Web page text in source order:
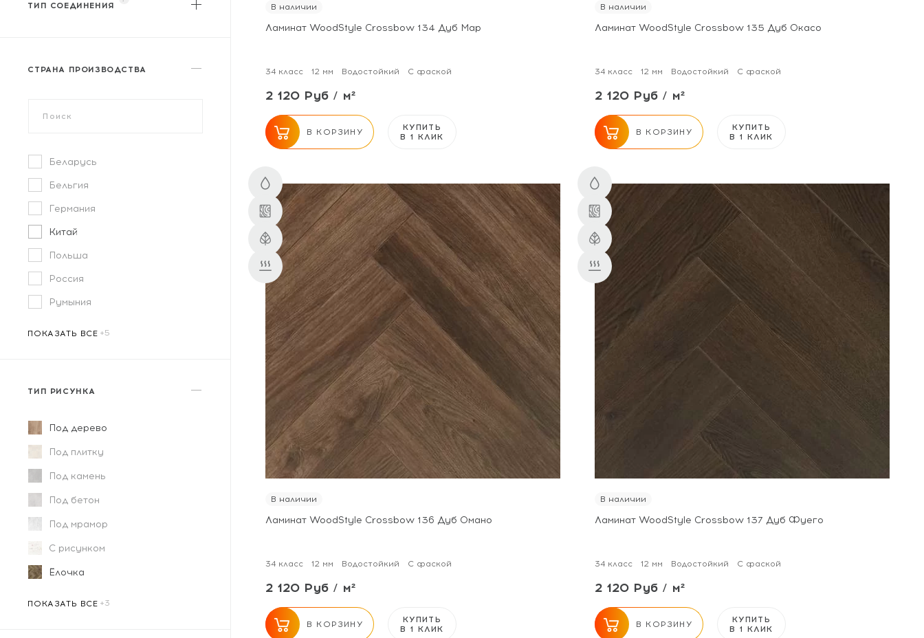
Трехполосный
ТИП СОЕДИНЕНИЯ
СТРАНА ПРОИЗВОДСТВА
Беларусь
Бельгия
Германия
Китай
Польша
Россия
Румыния
ПОКАЗАТЬ ВСЕ
ТИП РИСУНКА
Под дерево
Под плитку
Под камень
Под бетон
Под мрамор
С рисунком
Ёлочка
ПОКАЗАТЬ ВСЕ
В наличии
Ламинат WoodStyle Crossbow 134 Дуб Мар
34 класс 12 мм Водостойкий С фаской
2 120 Руб / м²
В КОРЗИНУ
КУПИТЬ
В 1 КЛИК
В наличии
Ламинат WoodStyle Crossbow 135 Дуб Окасо
34 класс 12 мм Водостойкий С фаской
2 120 Руб / м²
В КОРЗИНУ
КУПИТЬ
В 1 КЛИК
В наличии
Ламинат WoodStyle Crossbow 136 Дуб Омано
34 класс 12 мм Водостойкий С фаской
2 120 Руб / м²
В КОРЗИНУ
КУПИТЬ
В 1 КЛИК
В наличии
Ламинат WoodStyle Crossbow 137 Дуб Фуего
34 класс 12 мм Водостойкий С фаской
2 120 Руб / м²
В КОРЗИНУ
КУПИТЬ
В 1 КЛИК